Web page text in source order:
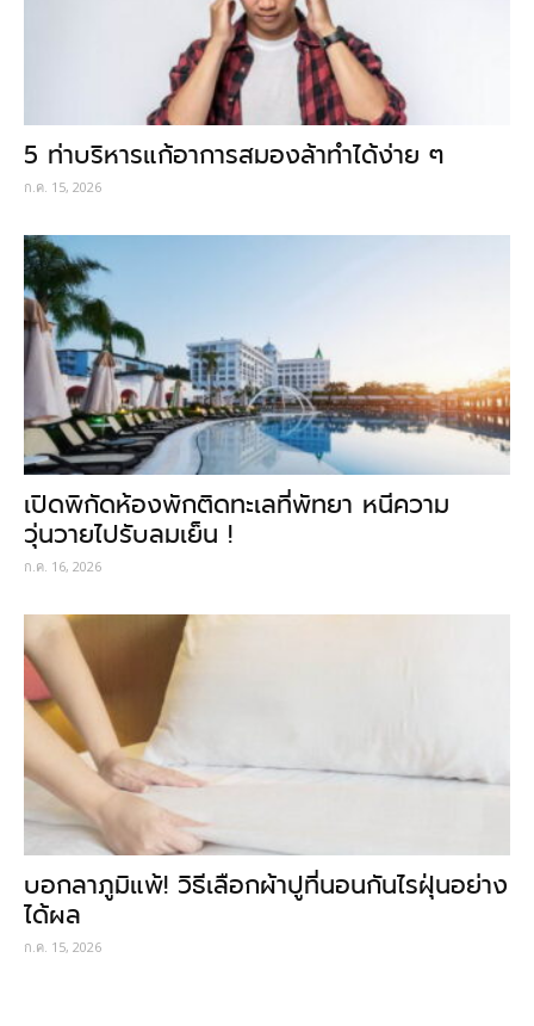
5 ท่าบริหารแก้อาการสมองล้าทำได้ง่าย ๆ
ก.ค. 15, 2026
เปิดพิกัดห้องพักติดทะเลที่พัทยา หนีความ
วุ่นวายไปรับลมเย็น !
ก.ค. 16, 2026
บอกลาภูมิแพ้! วิธีเลือกผ้าปูที่นอนกันไรฝุ่นอย่าง
ได้ผล
ก.ค. 15, 2026